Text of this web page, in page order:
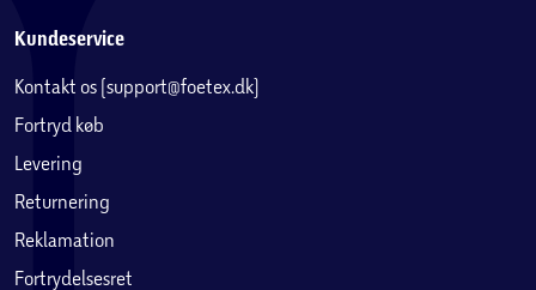
Kundeservice
Kontakt os (support@foetex.dk)
Fortryd køb
Levering
Returnering
Reklamation
Fortrydelsesret